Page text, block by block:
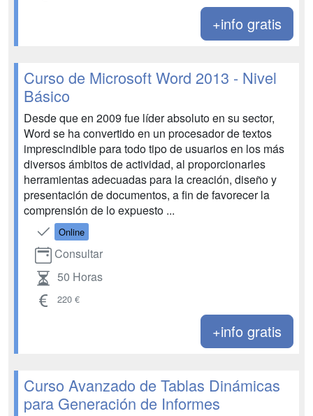
+info gratis
Curso de Microsoft Word 2013 - Nivel
Básico
Desde que en 2009 fue líder absoluto en su sector,
Word se ha convertido en un procesador de textos
imprescindible para todo tipo de usuarios en los más
diversos ámbitos de actividad, al proporcionarles
herramientas adecuadas para la creación, diseño y
presentación de documentos, a fin de favorecer la
comprensión de lo expuesto ...
Online
Consultar
50 Horas
220 €
+info gratis
Curso Avanzado de Tablas Dinámicas
para Generación de Informes